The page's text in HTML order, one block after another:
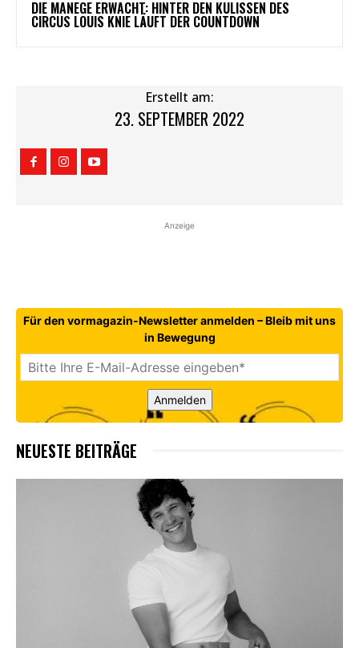
DIE MANEGE ERWACHT: HINTER DEN KULISSEN DES
CIRCUS LOUIS KNIE LÄUFT DER COUNTDOWN
Erstellt am:
23. SEPTEMBER 2022
Anzeige
Für den vormagazin-Newsletter anmelden – Bleib mit uns
in Bewegung
Anmelden
NEUESTE BEITRÄGE